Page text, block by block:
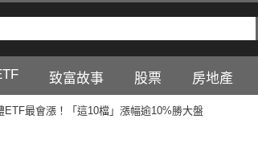
致富故事 股票 房地產
ETF最會漲！「這10檔」漲幅逾10%勝大盤